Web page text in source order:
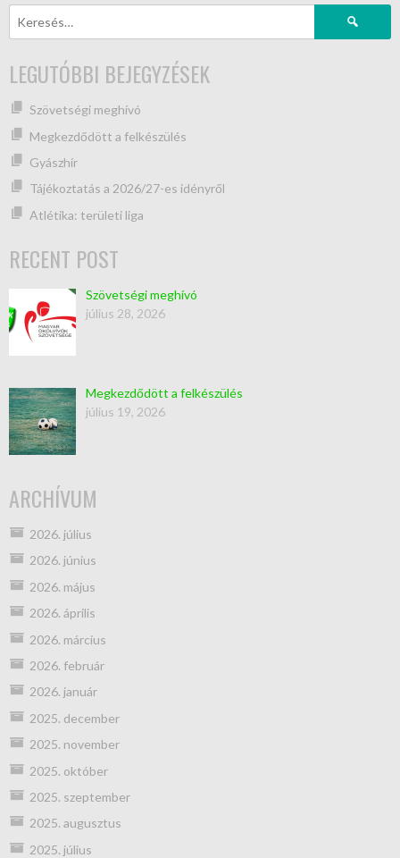
LEGUTÓBBI BEJEGYZÉSEK
Szövetségi meghívó
Megkezdődött a felkészülés
Gyászhír
Tájékoztatás a 2026/27-es idényről
Atlétika: területi liga
RECENT POST
Szövetségi meghívó
július 28, 2026
Megkezdődött a felkészülés
július 19, 2026
ARCHÍVUM
2026. július
2026. június
2026. május
2026. április
2026. március
2026. február
2026. január
2025. december
2025. november
2025. október
2025. szeptember
2025. augusztus
2025. július